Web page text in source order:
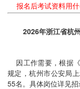
报名后考试资料用
2026年浙江省杭
因工作需要，根据
规定，杭州市公安局
55名。具体岗位详见